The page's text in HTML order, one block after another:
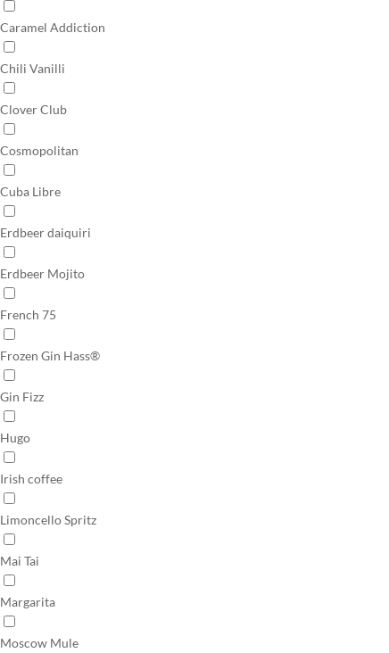
Caramel Addiction
Chili Vanilli
Clover Club
Cosmopolitan
Cuba Libre
Erdbeer daiquiri
Erdbeer Mojito
French 75
Frozen Gin Hass®
Gin Fizz
Hugo
Irish coffee
Limoncello Spritz
Mai Tai
Margarita
Moscow Mule